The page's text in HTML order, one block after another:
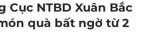
Cục NTBD Xuân Bắc
quà bất ngờ từ 2